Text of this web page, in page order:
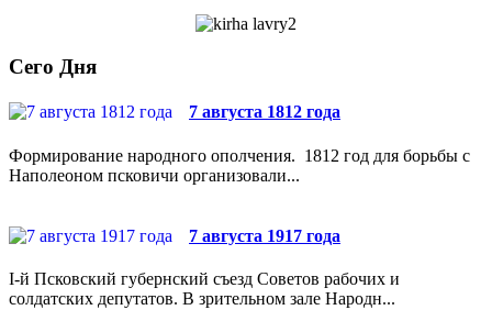
Сего Дня
7 августа 1812 года
Формирование народного ополчения. 1812 год для борьбы с
Наполеоном псковичи организовали...
7 августа 1917 года
I-й Псковский губернский съезд Советов рабочих и
солдатских депутатов. В зрительном зале Народн...